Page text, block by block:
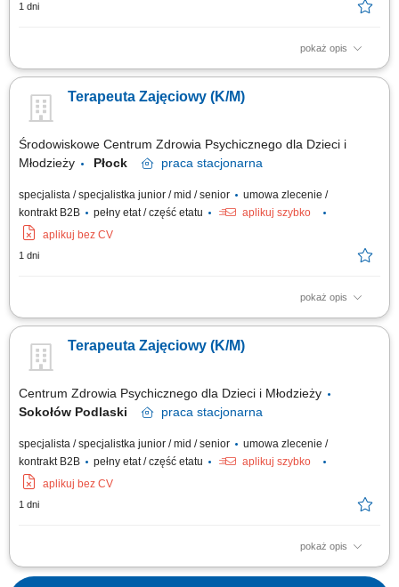
1 dni
pokaż opis
Opis stanowiska: prowadzenie konsultacji psychologicznych oraz
komfortowo wyposażonym gabinecie w jednej z większych aglomeracji;
współpraca z zespołem specjalistów w ramach wspólnej platformy
Terapeuta Zajęciowy (K/M)
Środowiskowe Centrum Zdrowia Psychicznego dla Dzieci i
Młodzieży
Płock praca stacjonarna
specjalista / specjalistka junior / mid / senior
umowa zlecenie /
kontrakt B2B
pełny etat / część etatu
aplikuj szybko
aplikuj bez CV
1 dni
pokaż opis
Zakres obowiązków: motywowanie uczestników do udziału w terapii
terapeutycznych dla uczestników i ich prowadzenie zgodnie z planem
pracy; prowadzenie pracowni terapii zajęciowej i samej terapii z
Terapeuta Zajęciowy (K/M)
Centrum Zdrowia Psychicznego dla Dzieci i Młodzieży
Sokołów Podlaski
praca stacjonarna
specjalista / specjalistka junior / mid / senior
umowa zlecenie /
kontrakt B2B
pełny etat / część etatu
aplikuj szybko
aplikuj bez CV
1 dni
pokaż opis
motywowanie uczestników do udziału w terapii zajęciowej indywidualnej i
grupowej; planowanie form zajęć terapeutycznych dla uczestników i ich